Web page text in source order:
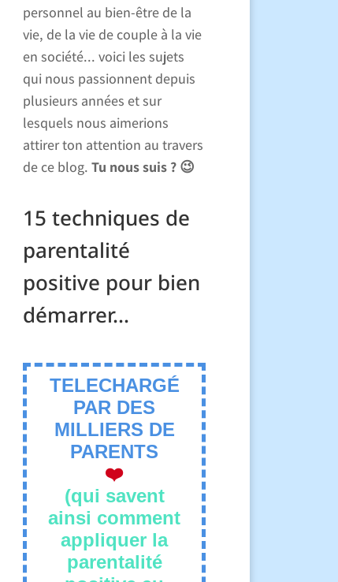
personnel au bien-être de la
vie, de la vie de couple à la vie
en société... voici les sujets
qui nous passionnent depuis
plusieurs années et sur
lesquels nous aimerions
attirer ton attention au travers
de ce blog. Tu nous suis ? 😉
15 techniques de
parentalité
positive pour bien
démarrer...